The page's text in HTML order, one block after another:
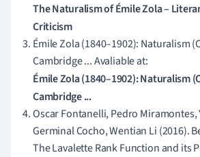
The Naturalism of Émile Zola –
Criticism
Émile Zola (1840–1902): Naturalism
Cambridge ... Avaliable at:
Émile Zola (1840–1902): Naturalism
Cambridge ...
Oscar Fontanelli, Pedro Miramontes,
Germinal Cocho, Wentian Li (2016).
The Lavalette Rank Function and its